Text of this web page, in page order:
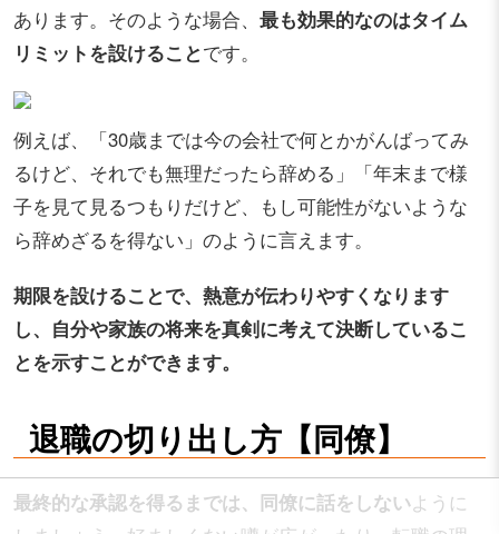
あります。そのような場合、 最も効果的なのはタイム
リミットを設けることです。
例えば、「30歳までは今の会社で何とかがんばってみ
るけど、それでも無理だったら辞める」「年末まで様
子を見て見るつもりだけど、もし可能性がないような
ら辞めざるを得ない」のように言えます。
期限を設けることで、熱意が伝わりやすくなります
し、自分や家族の将来を真剣に考えて決断しているこ
とを示すことができます。
退職の切り出し方【同僚】
最終的な承認を得るまでは、同僚に話をしないように